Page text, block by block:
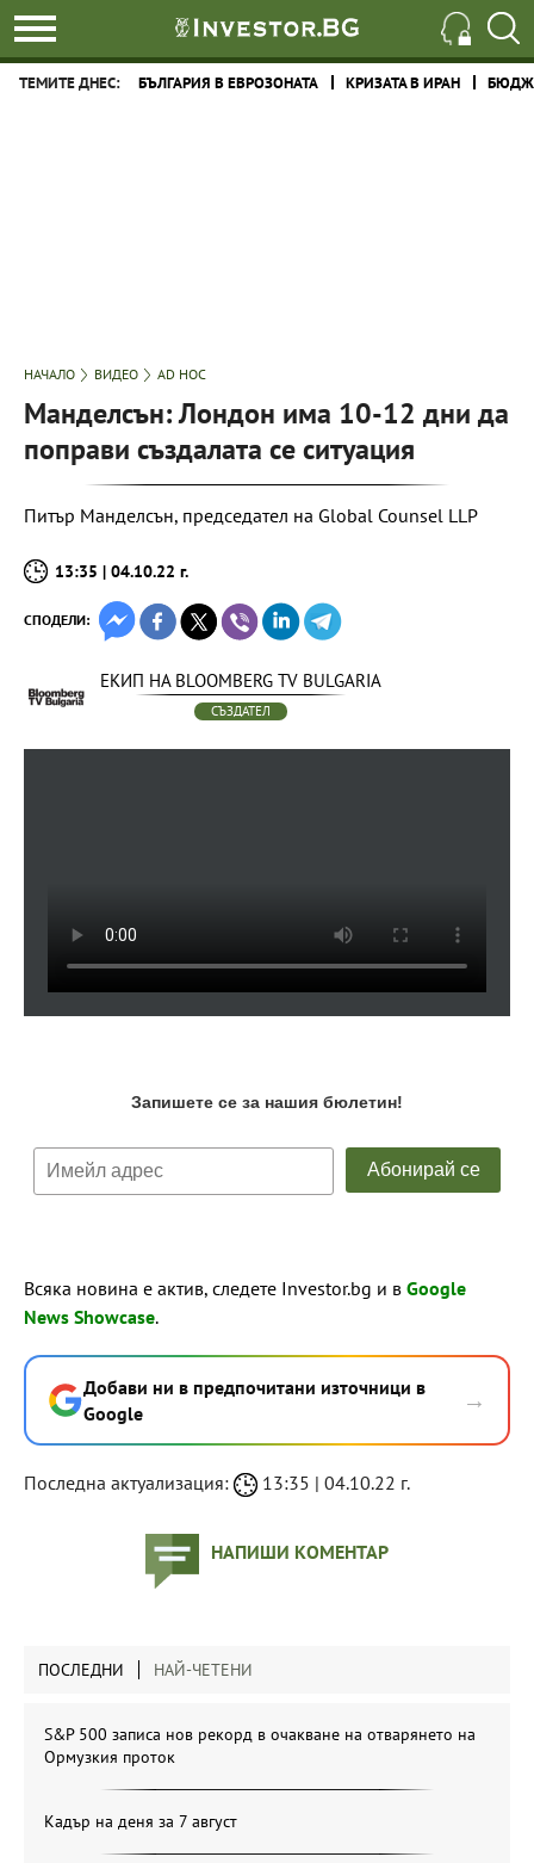
ТЕМИТЕ ДНЕС: БЪЛГАРИЯ В ЕВРОЗОНАТА КРИЗАТА В ИРАН
НАЧАЛО ВИДЕО AD HOC
Манделсън: Лондон има 10-12 дни да
поправи създалата се ситуация
Питър Манделсън, председател на Global Counsel LLP
13:35 | 04.10.22 г.
СПОДЕЛИ:
ЕКИП НА BLOOMBERG TV BULGARIA
СЪЗДАТЕЛ
Всяка новина е актив, следете Investor.bg и в Google
News Showcase.
Добави ни в предпочитани източници в
Google
→
Последна актуализация: 13:35 | 04.10.22 г.
НАПИШИ КОМЕНТАР
ПОСЛЕДНИ НАЙ-ЧЕТЕНИ
S&P 500 записа нов рекорд в очакване на отварянето на
Ормузкия проток
Кадър на деня за 7 август